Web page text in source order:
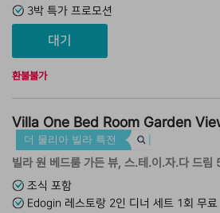
3박 특가 프로모션
환불불가
Villa One Bed Room Garden
더 물리아 빌라 특전
빌라 원 베드룸 가든 뷰, 스.테.이.자.다 드림
조식 포함
Edogin 레스토랑 2인 디너 세트 1회 무료